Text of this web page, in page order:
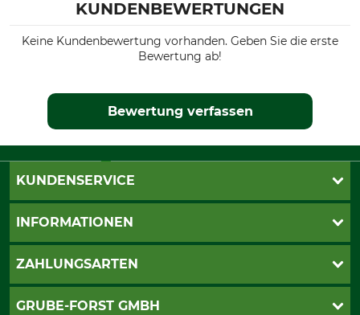
KUNDENBEWERTUNGEN
Keine Kundenbewertung vorhanden. Geben Sie die erste
Bewertung ab!
Bewertung verfassen
KUNDENSERVICE
Katalogbestellung
INFORMATIONEN
AGB
ZAHLUNGSARTEN
PayPal
GRUBE-FORST GMBH